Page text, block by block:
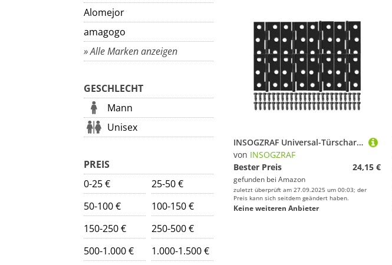
Alomejor
amagogo
» Alle Marken anzeigen
GESCHLECHT
Mann
Unisex
PREIS
0-25 €
25-50 €
50-100 €
100-150 €
150-250 €
250-500 €
500-1.000 €
1.000-1.500 €
INSOGZRAF Universal-Türscharnier for Edelstahl mit Schrauben, Schrank, Schublade, Möbel, Montageplatte, Flache Befestigungshalterung(8 Set)
von INSOGZRAF
Bester Preis
24,15 €
gefunden bei Amazon
zuletzt überprüft am 27.09.2025 um 00:03; der
Preis kann sich seitdem geändert haben.
Keine weiteren Anbieter